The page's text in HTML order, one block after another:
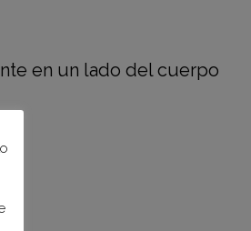
en un lado del cuerpo